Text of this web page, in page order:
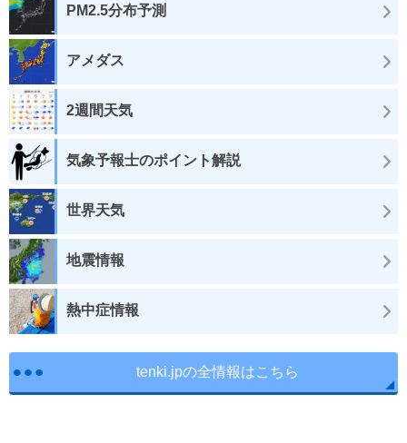
PM2.5分布予測
アメダス
2週間天気
気象予報士のポイント解説
世界天気
地震情報
熱中症情報
tenki.jpの全情報はこちら